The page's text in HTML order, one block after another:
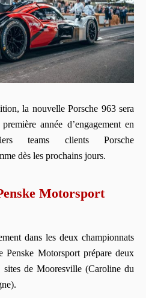
la nouvelle Porsche 963 sera
année d’engagement en
teams clients Porsche
dès les prochains jours.
Motorsport
dans les deux championnats
Motorsport prépare deux
de Mooresville (Caroline du